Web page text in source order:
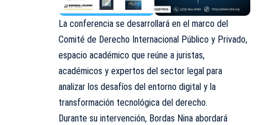
La conferencia se desarrollará en el marco del
Comité de Derecho Internacional Público y Privado,
espacio académico que reúne a juristas,
académicos y expertos del sector legal para
analizar los desafíos del entorno digital y la
transformación tecnológica del derecho.
Durante su intervención, Bordas Nina abordará